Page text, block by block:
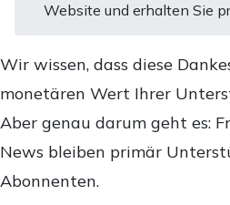
Website und erhalten Sie
Wir wissen, dass diese
monetären Wert Ihrer
Aber genau darum geht es:
News bleiben primär
Abonnenten.